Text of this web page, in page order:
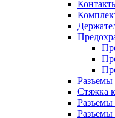
Разъемы
Стяжка
Разъемы
Разъемы